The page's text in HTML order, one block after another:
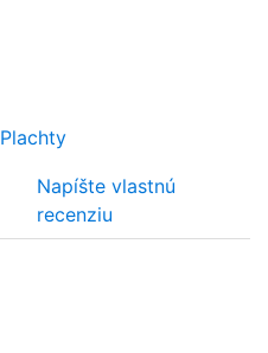
Plachty
Napíšte vlastnú
recenziu